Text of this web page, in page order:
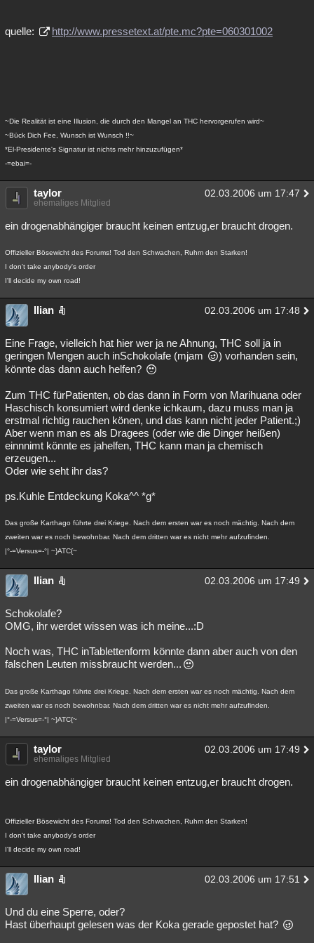
quelle: http://www.pressetext.at/pte.mc?pte=060301002
~Die Realität ist eine Illusion, die durch den Mangel an THC hervorgerufen wird~
~Bück Dich Fee, Wunsch ist Wunsch !!~
*El-Presidente's Signatur ist nichts mehr hinzuzufügen*
-=ebai=-
taylor 02.03.2006 um 17:47
ehemaliges Mitglied
ein drogenabhängiger braucht keinen entzug,er braucht drogen.
Offizieller Bösewicht des Forums! Tod den Schwachen, Ruhm den Starken!
I don't take anybody's order
I'll decide my own road!
Ilian 02.03.2006 um 17:48
Eine Frage, vielleich hat hier wer ja ne Ahnung, THC soll ja in
geringen Mengen auch inSchokolafe (mjam
) vorhanden sein,
könnte das dann auch helfen?
Zum THC fürPatienten, ob das dann in Form von Marihuana oder
Haschisch konsumiert wird denke ichkaum, dazu muss man ja
erstmal richtig rauchen könen, und das kann nicht jeder Patient.;)
Aber wenn man es als Dragees (oder wie die Dinger heißen)
einnnimt könnte es jahelfen, THC kann man ja chemisch
erzeugen...
Oder wie seht ihr das?
ps.Kuhle Entdeckung Koka^^ *g*
Das große Karthago führte drei Kriege. Nach dem ersten war es noch mächtig. Nach dem
zweiten war es noch bewohnbar. Nach dem dritten war es nicht mehr aufzufinden.
|°-=Versus=-°| ~}ATC{~
Ilian 02.03.2006 um 17:49
Schokolafe?
OMG, ihr werdet wissen was ich meine...:D
Noch was, THC inTablettenform könnte dann aber auch von den
falschen Leuten missbraucht werden...
Das große Karthago führte drei Kriege. Nach dem ersten war es noch mächtig. Nach dem
zweiten war es noch bewohnbar. Nach dem dritten war es nicht mehr aufzufinden.
|°-=Versus=-°| ~}ATC{~
taylor 02.03.2006 um 17:49
ehemaliges Mitglied
ein drogenabhängiger braucht keinen entzug,er braucht drogen.
Offizieller Bösewicht des Forums! Tod den Schwachen, Ruhm den Starken!
I don't take anybody's order
I'll decide my own road!
Ilian 02.03.2006 um 17:51
Und du eine Sperre, oder?
Hast überhaupt gelesen was der Koka gerade gepostet hat?